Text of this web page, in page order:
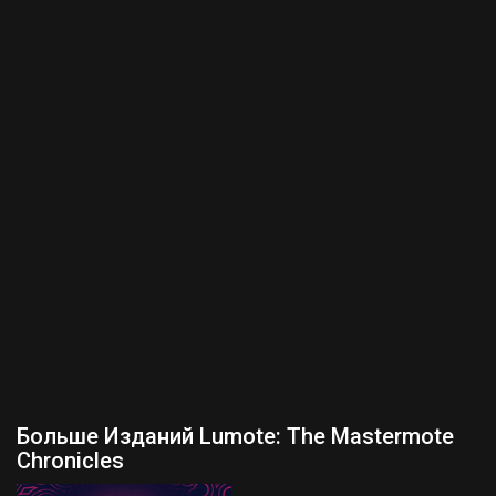
Больше Изданий Lumote: The Mastermote
Chronicles